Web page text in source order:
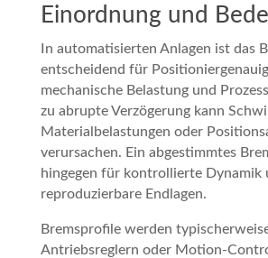
Einordnung und
In automatisierten Anlagen ist das
entscheidend für
mechanische Belastung und
zu abrupte Verzögerung kann
Materialbelastungen oder
verursachen. Ein abgestimmtes
hingegen für kontrollierte Dynamik
reproduzierbare Endlagen.
Bremsprofile werden
Antriebsreglern oder Motion-